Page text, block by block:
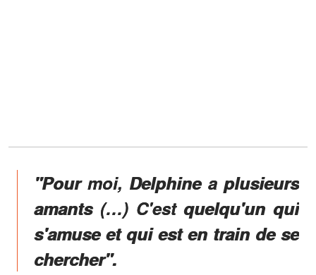
"Pour moi, Delphine a plusieurs
amants (…) C'est quelqu'un qui
s'amuse et qui est en train de se
chercher".